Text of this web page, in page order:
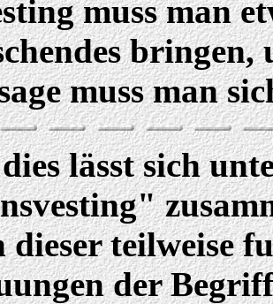
muss man
muss man
lässt sich
dieser teilweise
der